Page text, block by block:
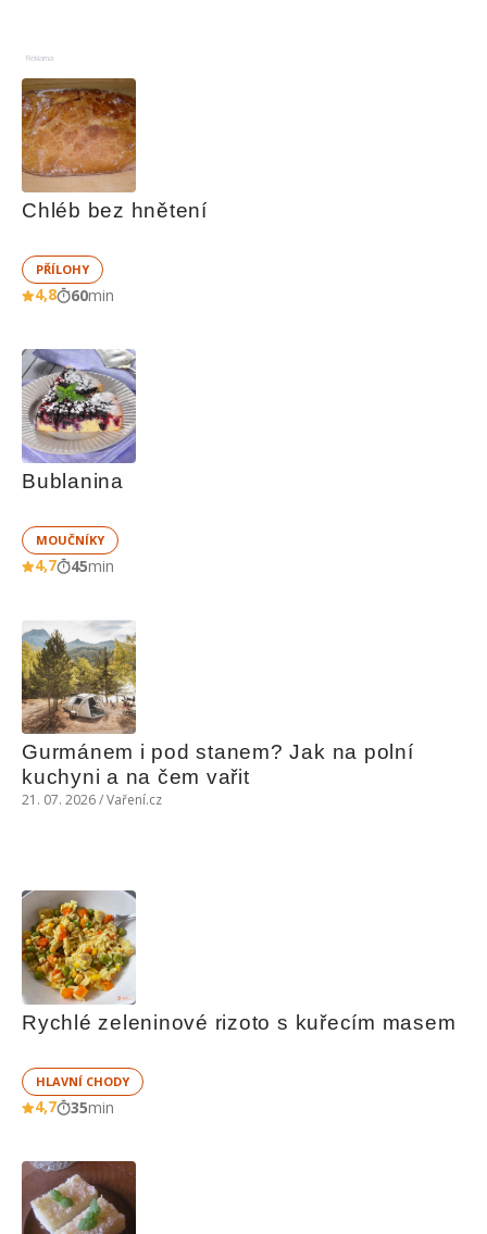
Reklama
Chléb bez hnětení
PŘÍLOHY
4,8 60min
Bublanina
MOUČNÍKY
4,7 45min
Gurmánem i pod stanem? Jak na polní
kuchyni a na čem vařit
21. 07. 2026 / Vaření.cz
Rychlé zeleninové rizoto s kuřecím masem
HLAVNÍ CHODY
4,7 35min